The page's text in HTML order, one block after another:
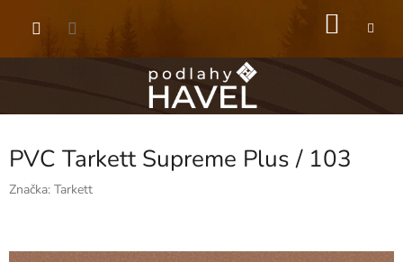
PVC Tarkett Supreme Plus / 103
Značka: Tarkett